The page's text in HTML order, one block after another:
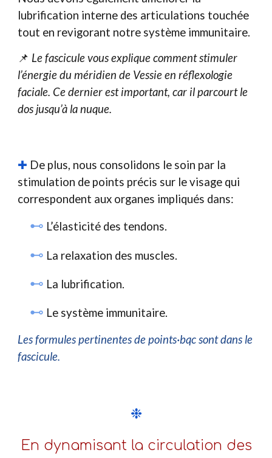
lubrification interne des articulations touchée
tout en revigorant notre système immunitaire.
📌 Le fascicule vous explique comment stimuler
l’énergie du méridien de Vessie en réflexologie
faciale. Ce dernier est important, car il parcourt le
dos jusqu’à la nuque.
✚ De plus, nous consolidons le soin par la
stimulation de points précis sur le visage qui
correspondent aux organes impliqués dans:
⊷ L’élasticité des tendons.
⊷ La relaxation des muscles.
⊷ La lubrification.
⊷ Le système immunitaire.
Les formulespertinentesde points·bqc sont dans le
fascicule.
❉
En dynamisant la circulation des